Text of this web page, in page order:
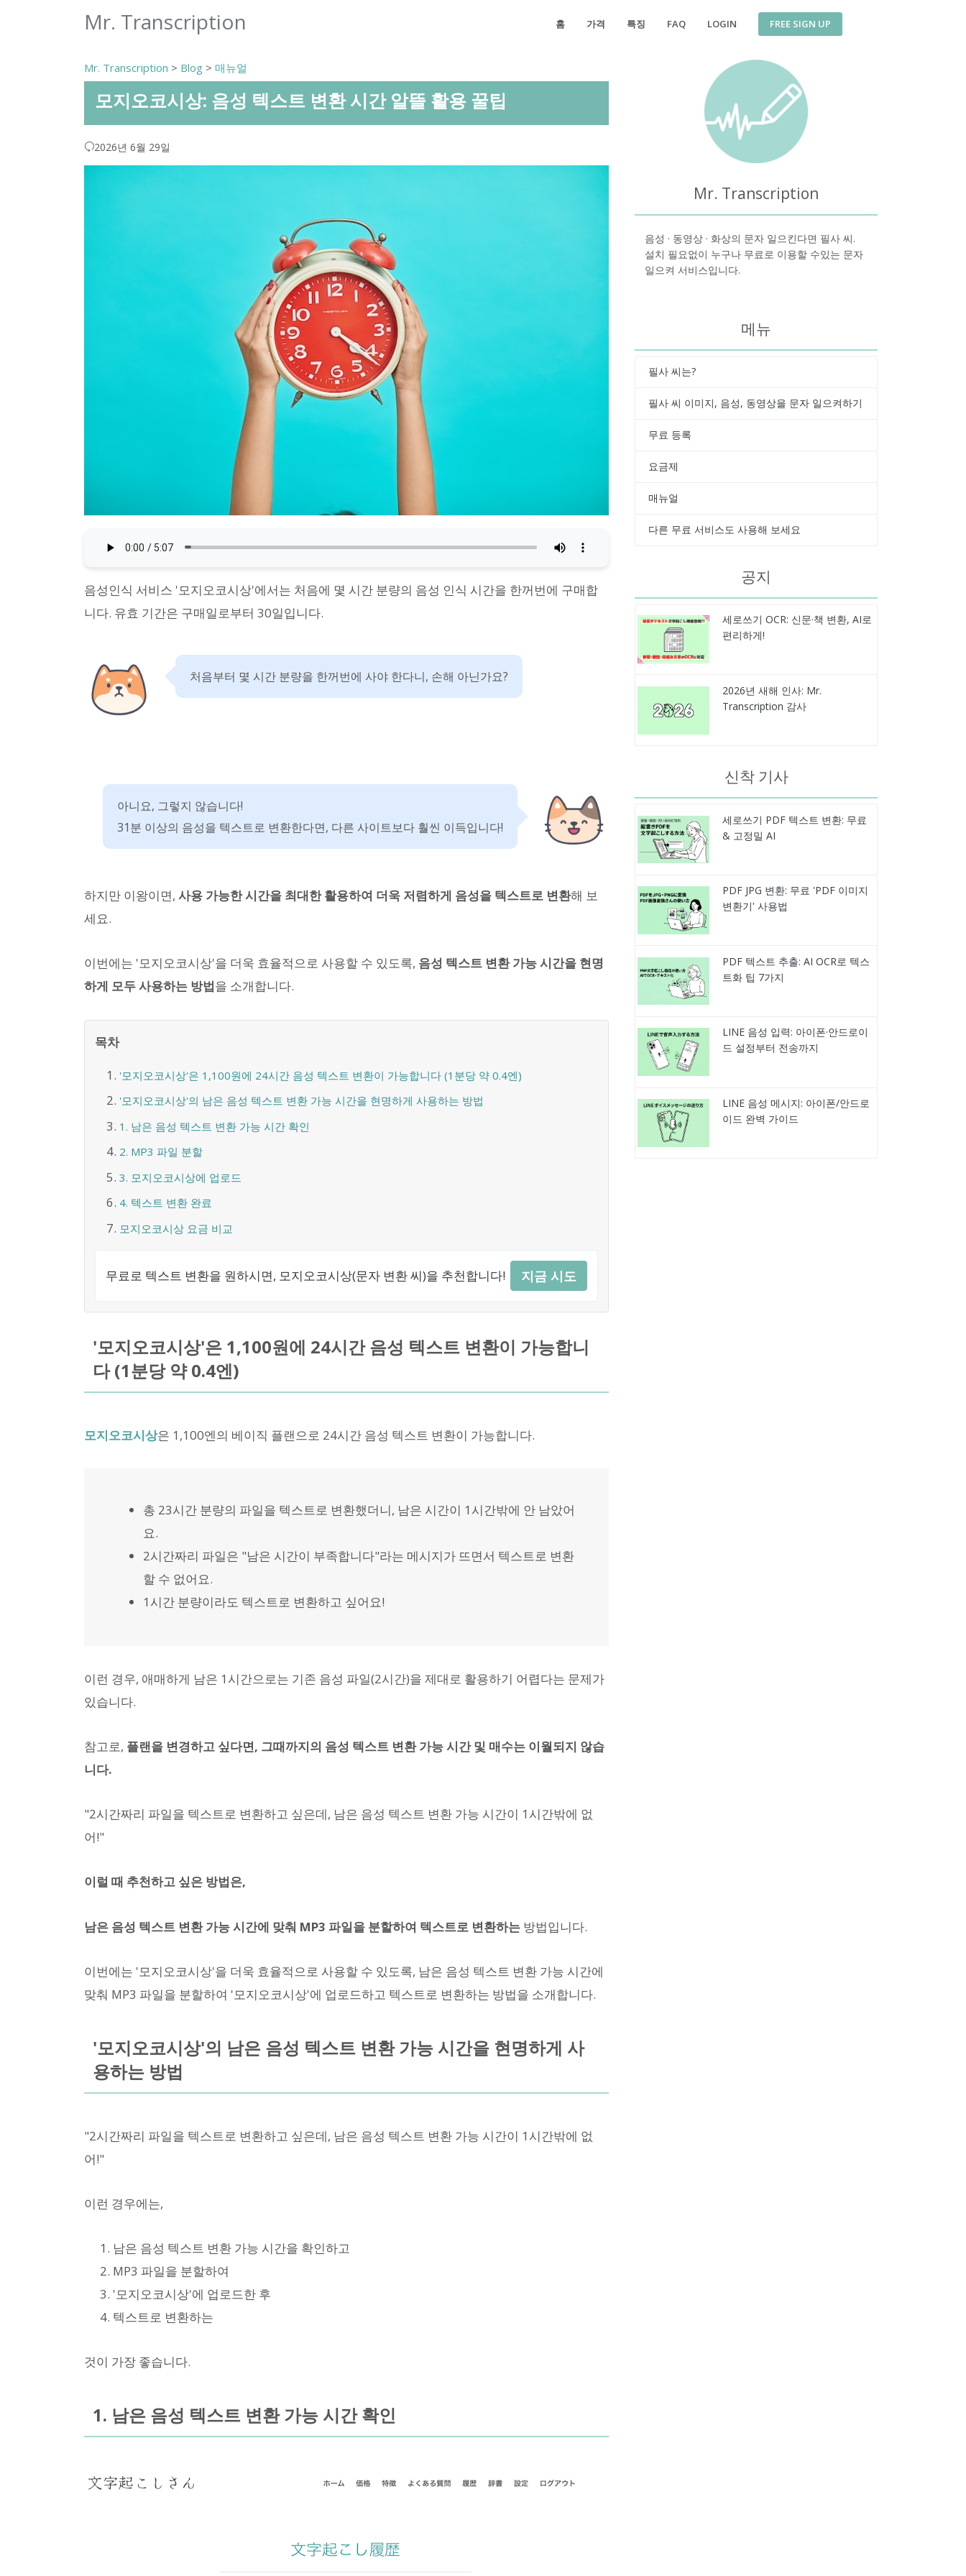
Mr. Transcription 홈 가격 특징 FAQ LOGIN FREE SIGN UP
Mr. Transcription > Blog > 매뉴얼
모지오코시상: 음성 텍스트 변환 시간 알뜰 활용 꿀팁
2026년 6월 29일
음성인식 서비스 '모지오코시상'에서는 처음에 몇 시간 분량의 음성 인식 시간을 한꺼번에 구매합
니다. 유효 기간은 구매일로부터 30일입니다.
처음부터 몇 시간 분량을 한꺼번에 사야 한다니, 손해 아닌가요?
아니요, 그렇지 않습니다!
31분 이상의 음성을 텍스트로 변환한다면, 다른 사이트보다 훨씬 이득입니다!
하지만 이왕이면, 사용 가능한 시간을 최대한 활용하여 더욱 저렴하게 음성을 텍스트로 변환해 보
세요.
이번에는 '모지오코시상'을 더욱 효율적으로 사용할 수 있도록, 음성 텍스트 변환 가능 시간을 현명
하게 모두 사용하는 방법을 소개합니다.
목차
'모지오코시상'은 1,100원에 24시간 음성 텍스트 변환이 가능합니다 (1분당 약 0.4엔)
'모지오코시상'의 남은 음성 텍스트 변환 가능 시간을 현명하게 사용하는 방법
1. 남은 음성 텍스트 변환 가능 시간 확인
2. MP3 파일 분할
3. 모지오코시상에 업로드
4. 텍스트 변환 완료
모지오코시상 요금 비교
무료로 텍스트 변환을 원하시면, 모지오코시상(문자 변환 씨)을 추천합니다! 지금 시도
'모지오코시상'은 1,100원에 24시간 음성 텍스트 변환이 가능합니
다 (1분당 약 0.4엔)
모지오코시상은 1,100엔의 베이직 플랜으로 24시간 음성 텍스트 변환이 가능합니다.
총 23시간 분량의 파일을 텍스트로 변환했더니, 남은 시간이 1시간밖에 안 남았어
요.
2시간짜리 파일은 "남은 시간이 부족합니다"라는 메시지가 뜨면서 텍스트로 변환
할 수 없어요.
1시간 분량이라도 텍스트로 변환하고 싶어요!
이런 경우, 애매하게 남은 1시간으로는 기존 음성 파일(2시간)을 제대로 활용하기 어렵다는 문제가
있습니다.
참고로, 플랜을 변경하고 싶다면, 그때까지의 음성 텍스트 변환 가능 시간 및 매수는 이월되지 않습
니다.
"2시간짜리 파일을 텍스트로 변환하고 싶은데, 남은 음성 텍스트 변환 가능 시간이 1시간밖에 없
어!"
이럴 때 추천하고 싶은 방법은,
남은 음성 텍스트 변환 가능 시간에 맞춰 MP3 파일을 분할하여 텍스트로 변환하는 방법입니다.
이번에는 '모지오코시상'을 더욱 효율적으로 사용할 수 있도록, 남은 음성 텍스트 변환 가능 시간에
맞춰 MP3 파일을 분할하여 '모지오코시상'에 업로드하고 텍스트로 변환하는 방법을 소개합니다.
'모지오코시상'의 남은 음성 텍스트 변환 가능 시간을 현명하게 사
용하는 방법
"2시간짜리 파일을 텍스트로 변환하고 싶은데, 남은 음성 텍스트 변환 가능 시간이 1시간밖에 없
어!"
이런 경우에는,
남은 음성 텍스트 변환 가능 시간을 확인하고
MP3 파일을 분할하여
'모지오코시상'에 업로드한 후
텍스트로 변환하는
것이 가장 좋습니다.
1. 남은 음성 텍스트 변환 가능 시간 확인
Mr. Transcription
음성 · 동영상 · 화상의 문자 일으킨다면 필사 씨.
설치 필요없이 누구나 무료로 이용할 수있는 문자
일으켜 서비스입니다.
메뉴
필사 씨는?
필사 씨 이미지, 음성, 동영상을 문자 일으켜하기
무료 등록
요금제
매뉴얼
다른 무료 서비스도 사용해 보세요
공지
세로쓰기 OCR: 신문·책 변환, AI로
편리하게!
2026년 새해 인사: Mr.
Transcription 감사
신착 기사
세로쓰기 PDF 텍스트 변환: 무료
& 고정밀 AI
PDF JPG 변환: 무료 'PDF 이미지
변환기' 사용법
PDF 텍스트 추출: AI OCR로 텍스
트화 팁 7가지
LINE 음성 입력: 아이폰·안드로이
드 설정부터 전송까지
LINE 음성 메시지: 아이폰/안드로
이드 완벽 가이드